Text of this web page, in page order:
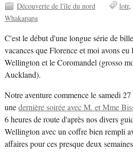
Découverte de l'île du nord
lotr
Whakapapa
C'est le début d'une longue série de
vacances que Florence et moi avons eu
Wellington et le Coromandel (grosso
Auckland).
Notre aventure commence le samedi
unedernière soirée avec M. et Mme
6 heures de route d'après nos divers
Wellington avec un coffre bien rempli
affaires pour ces presque deux